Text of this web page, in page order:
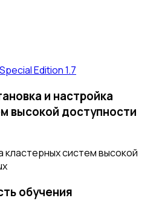
Edition 1.7
и настройка
высокой доступности
кластерных систем высокой
обучения